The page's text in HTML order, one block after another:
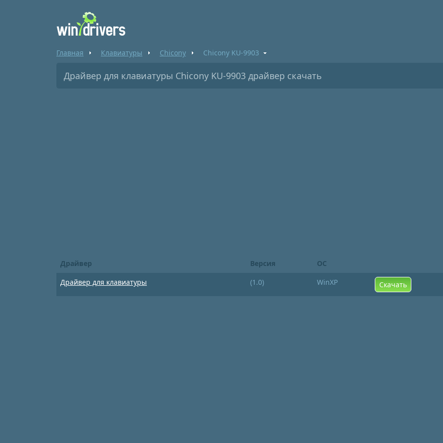
Главная Клавиатуры Chicony Chicony KU-9903
Драйвер для клавиатуры Chicony KU-9903 драйвер скачать
Драйвер Версия
ОС
Драйвер для клавиатуры
(1.0) WinXP Скачать